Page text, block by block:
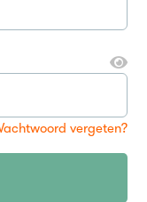
vergeten?